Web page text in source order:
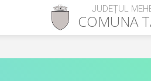
JUDEȚUL
COMUNA